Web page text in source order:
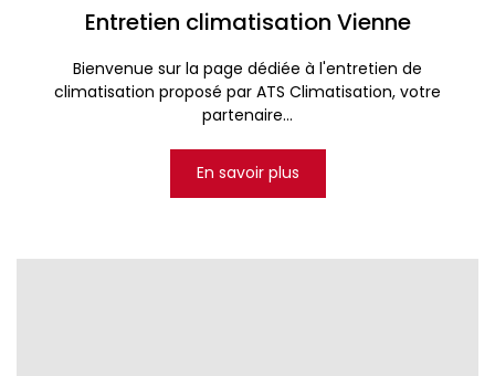
Entretien climatisation Vienne
Bienvenue sur la page dédiée à l'entretien de
climatisation proposé par ATS Climatisation, votre
partenaire...
En savoir plus